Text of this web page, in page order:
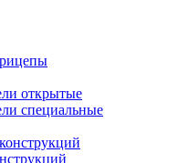
открытые
специальные